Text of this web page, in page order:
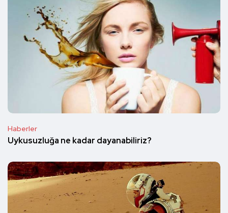
Haberler
Uykusuzluğa ne kadar dayanabiliriz?